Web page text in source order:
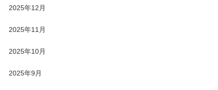
2025年12月
2025年11月
2025年10月
2025年9月